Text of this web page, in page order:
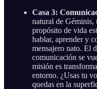
Casa 3:
natural de Géminis,
propósito de vida
hablar, aprender y
mensajero nato. El
comunicación se
misión es
entorno. ¿Usas tu
quedas en la